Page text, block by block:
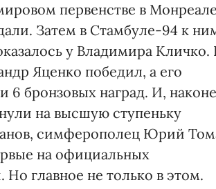
первенстве в
Затем в Стамбуле-94 к
у Владимира
Яценко победил, а его
бронзовых наград. И,
на высшую ступеньку
симферополец Юрий
на официальных
главное не только в этом.